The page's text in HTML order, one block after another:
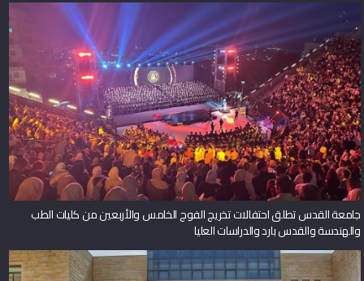
جامعة القدس تطلق احتفالات تخريج الفوج الخامس والأربعين من كليات الطب
والهندسة والقدس بارد والدراسات العليا